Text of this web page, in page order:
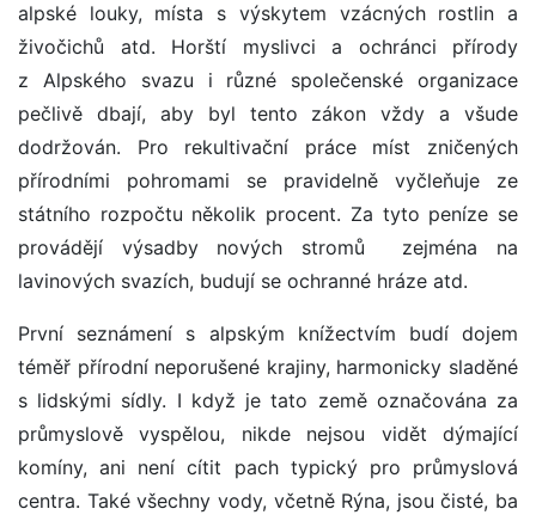
alpské louky, místa s výskytem vzácných rostlin a
živočichů atd. Horští myslivci a ochránci přírody
z Alpského svazu i různé společenské organizace
pečlivě dbají, aby byl tento zákon vždy a všude
dodržován. Pro rekultivační práce míst zničených
přírodními pohromami se pravidelně vyčleňuje ze
státního rozpočtu několik procent. Za tyto peníze se
provádějí výsadby nových stromů ­ zejména na
lavinových svazích, budují se ochranné hráze atd.
První seznámení s alpským knížectvím budí dojem
téměř přírodní neporušené krajiny, harmonicky sladěné
s lidskými sídly. I když je tato země označována za
průmyslově vyspělou, nikde nejsou vidět dýmající
komíny, ani není cítit pach typický pro průmyslová
centra. Také všechny vody, včetně Rýna, jsou čisté, ba